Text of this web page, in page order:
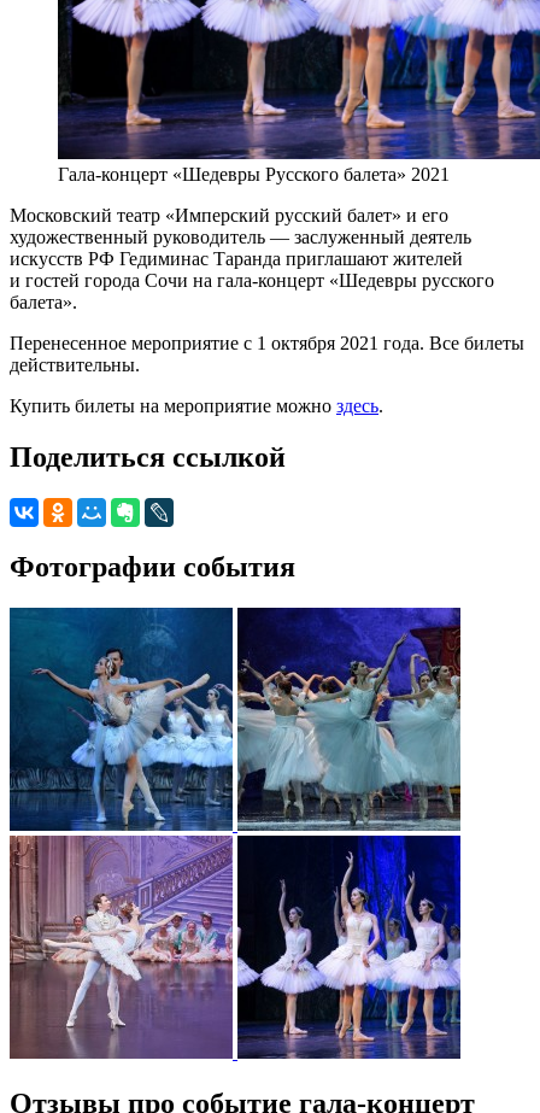
Гала-концерт «Шедевры Русского балета» 2021
Московский театр «Имперский русский балет» и его
художественный руководитель — заслуженный деятель
искусств РФ Гедиминас Таранда приглашают жителей
и гостей города Сочи на гала-концерт «Шедевры русского
балета».
Перенесенное мероприятие с 1 октября 2021 года. Все билеты
действительны.
Купить билеты на мероприятие можно здесь.
Поделиться ссылкой
Фотографии события
Отзывы про событие гала-концерт